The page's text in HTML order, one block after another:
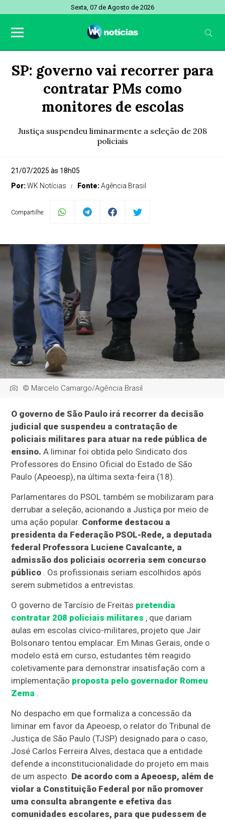
Sexta, 07 de Agosto de 2026
SP: governo vai recorrer para
contratar PMs como
monitores de escolas
Justiça suspendeu liminarmente a seleção de 208
policiais
21/07/2025 às 18h05
Por:WK Notícias Fonte:Agência Brasil
Compartilhe:
© Marcelo Camargo/Agência Brasil
O governo de São Paulo irá recorrer da decisão
judicial que suspendeu a contratação de
policiais militares para atuar na rede pública de
ensino. A liminar foi obtida pelo Sindicato dos
Professores do Ensino Oficial do Estado de São
Paulo (Apeoesp), na última sexta-feira (18).
Parlamentares do PSOL também se mobilizaram para
derrubar a seleção, acionando a Justiça por meio de
uma ação popular. Conforme destacou a
presidenta da Federação PSOL-Rede, a deputada
federal Professora Luciene Cavalcante, a
admissão dos policiais ocorreria sem concurso
público . Os profissionais seriam escolhidos após
serem submetidos a entrevistas.
O governo de Tarcísio de Freitas pretendia
contratar 208 policiais militares , que dariam
aulas em escolas cívico-militares, projeto que Jair
Bolsonaro tentou emplacar. Em Minas Gerais, onde o
modelo está em curso, estudantes têm reagido
coletivamente para demonstrar insatisfação com a
implementação proposta pelo governador Romeu
Zema .
No despacho em que formaliza a concessão da
liminar em favor da Apeoesp, o relator do Tribunal de
Justiça de São Paulo (TJSP) designado para o caso,
José Carlos Ferreira Alves, destaca que a entidade
defende a inconstitucionalidade do projeto em mais
de um aspecto. De acordo com a Apeoesp, além de
violar a Constituição Federal por não promover
uma consulta abrangente e efetiva das
comunidades escolares, para que pudessem de